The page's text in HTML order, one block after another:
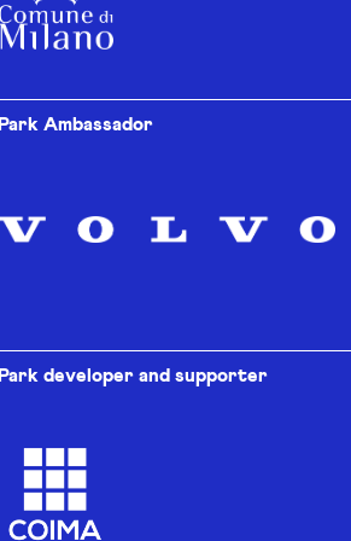
Park Ambassador
Park developer and supporter